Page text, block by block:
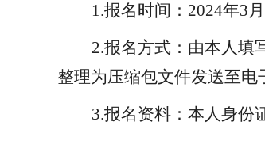
1.报名时间：2024年3
2.报名方式：由本人填
整理为压缩包文件发送至电
3.报名资料：本人身份